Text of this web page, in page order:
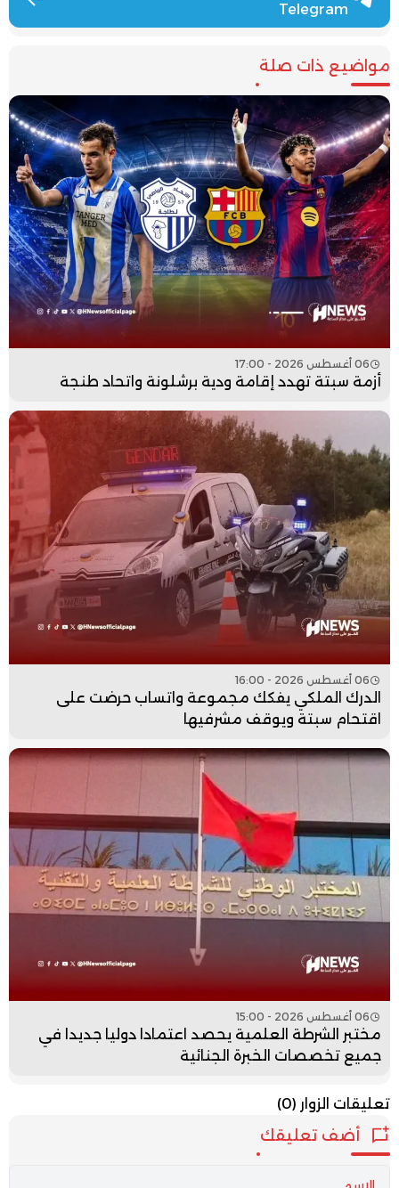
Telegram
مواضيع ذات صلة
06 أغسطس 2026 - 17:00
أزمة سبتة تهدد إقامة ودية برشلونة واتحاد طنجة
06 أغسطس 2026 - 16:00
الدرك الملكي يفكك مجموعة واتساب حرضت على
اقتحام سبتة ويوقف مشرفيها
06 أغسطس 2026 - 15:00
مختبر الشرطة العلمية يحصد اعتمادا دوليا جديدا في
جميع تخصصات الخبرة الجنائية
تعليقات الزوار (0)
أضف تعليقك